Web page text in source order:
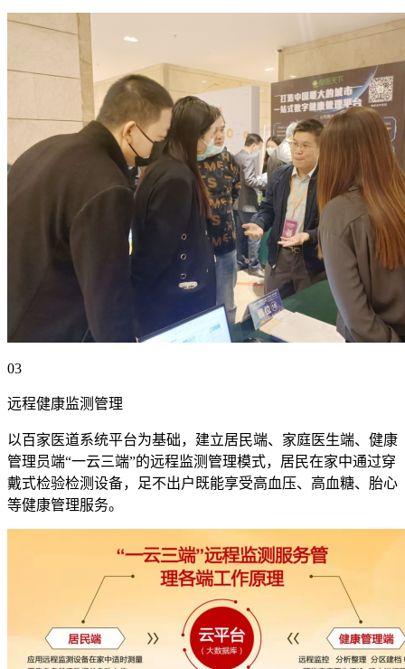
03
远程健康监测管理
以百家医道系统平台为基础，建立居民端、家庭医生端、健康
管理员端“一云三端”的远程监测管理模式，居民在家中通过穿
戴式检验检测设备，足不出户既能享受高血压、高血糖、胎心
等健康管理服务。